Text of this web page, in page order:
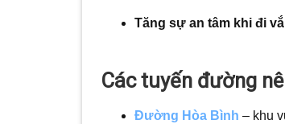
Tăng sự an tâm khi đi
Các tuyến đường
Đường Hòa Bình – khu